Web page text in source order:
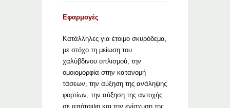
Εφαρμογές
Κατάλληλες για έτοιμο σκυρόδεμα,
με στόχο τη μείωση του
χαλύβδινου οπλισμού, την
ομοιομορφία στην κατανομή
τάσεων, την αύξηση της ανάληψης
φορτίων, την αύξηση της αντοχής
σε απότριψη και την ενίσχυση της